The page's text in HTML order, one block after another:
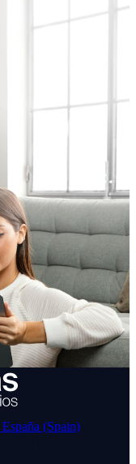
en(Spain)